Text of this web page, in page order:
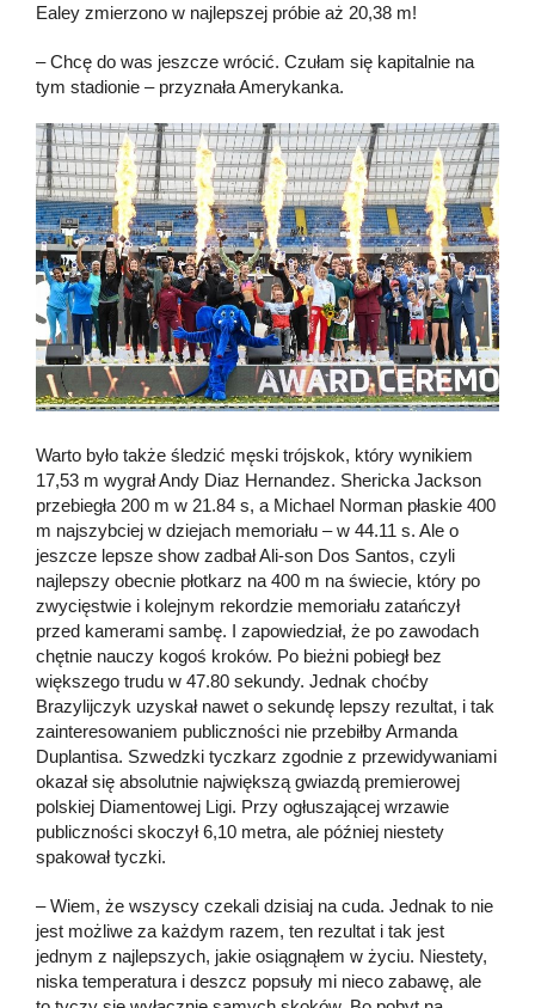
Ealey zmierzono w najlepszej próbie aż 20,38 m!
– Chcę do was jeszcze wrócić. Czułam się kapitalnie na
tym stadionie – przyznała Amerykanka.
Warto było także śledzić męski trójskok, który wynikiem
17,53 m wygrał Andy Diaz Hernandez. Shericka Jackson
przebiegła 200 m w 21.84 s, a Michael Norman płaskie 400
m najszybciej w dziejach memoriału – w 44.11 s. Ale o
jeszcze lepsze show zadbał Ali-son Dos Santos, czyli
najlepszy obecnie płotkarz na 400 m na świecie, który po
zwycięstwie i kolejnym rekordzie memoriału zatańczył
przed kamerami sambę. I zapowiedział, że po zawodach
chętnie nauczy kogoś kroków. Po bieżni pobiegł bez
większego trudu w 47.80 sekundy. Jednak choćby
Brazylijczyk uzyskał nawet o sekundę lepszy rezultat, i tak
zainteresowaniem publiczności nie przebiłby Armanda
Duplantisa. Szwedzki tyczkarz zgodnie z przewidywaniami
okazał się absolutnie największą gwiazdą premierowej
polskiej Diamentowej Ligi. Przy ogłuszającej wrzawie
publiczności skoczył 6,10 metra, ale później niestety
spakował tyczki.
– Wiem, że wszyscy czekali dzisiaj na cuda. Jednak to nie
jest możliwe za każdym razem, ten rezultat i tak jest
jednym z najlepszych, jakie osiągnąłem w życiu. Niestety,
niska temperatura i deszcz popsuły mi nieco zabawę, ale